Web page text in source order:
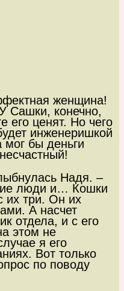
женщина!
Сашки, конечно,
его ценят. Но чего
инженеришкой
мог бы деньги
Надя. –
люди и… Кошки
их три. Он их
А насчет
отдела, и с его
этом не
я его
Вот только
по поводу